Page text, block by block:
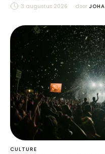
3 augustus 2026 door
CULTURE